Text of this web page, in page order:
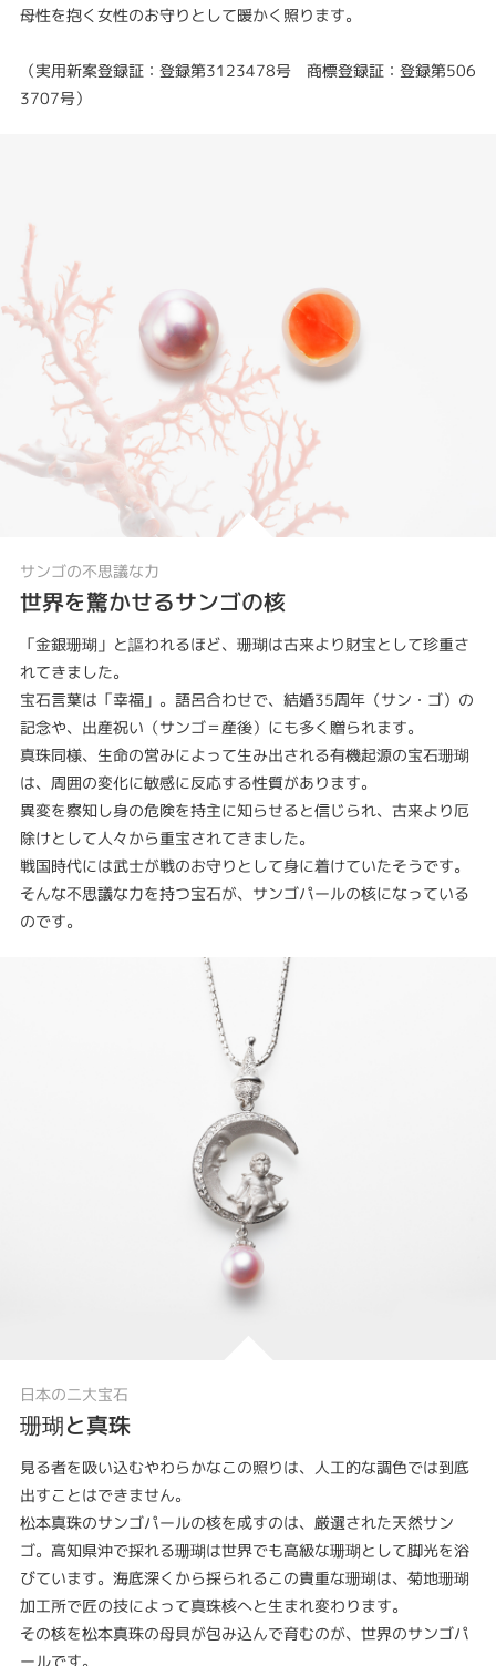
母性を抱く女性のお守りとして暖かく照ります。
（実用新案登録証：登録第3123478号 商標登録証：登録第506
3707号）
サンゴの不思議な力
世界を驚かせるサンゴの核
「金銀珊瑚」と謳われるほど、珊瑚は古来より財宝として珍重さ
れてきました。
宝石言葉は「幸福」。語呂合わせで、結婚35周年（サン・ゴ）の
記念や、出産祝い（サンゴ＝産後）にも多く贈られます。
真珠同様、生命の営みによって生み出される有機起源の宝石珊瑚
は、周囲の変化に敏感に反応する性質があります。
異変を察知し身の危険を持主に知らせると信じられ、古来より厄
除けとして人々から重宝されてきました。
戦国時代には武士が戦のお守りとして身に着けていたそうです。
そんな不思議な力を持つ宝石が、サンゴパールの核になっている
のです。
日本の二大宝石
珊瑚と真珠
見る者を吸い込むやわらかなこの照りは、人工的な調色では到底
出すことはできません。
松本真珠のサンゴパールの核を成すのは、厳選された天然サン
ゴ。高知県沖で採れる珊瑚は世界でも高級な珊瑚として脚光を浴
びています。海底深くから採られるこの貴重な珊瑚は、菊地珊瑚
加工所で匠の技によって真珠核へと生まれ変わります。
その核を松本真珠の母貝が包み込んで育むのが、世界のサンゴパ
ールです。